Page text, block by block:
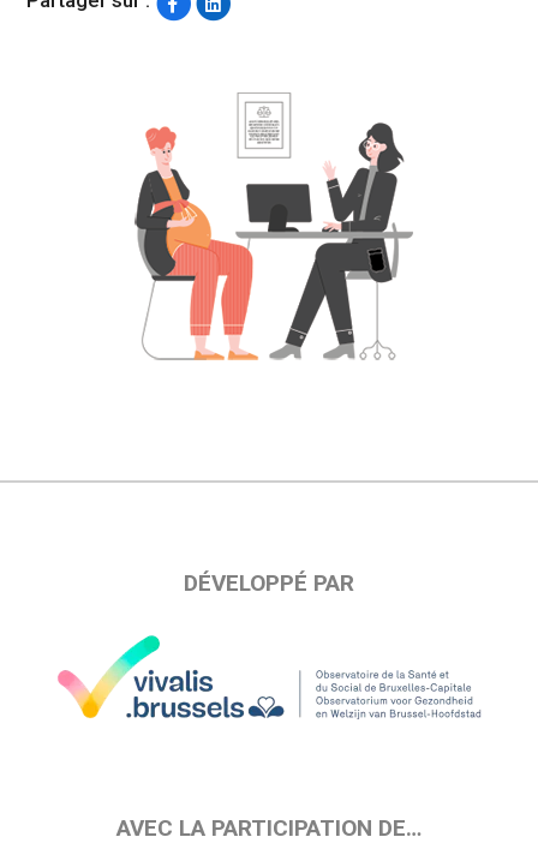
DÉVELOPPÉ PAR
AVEC LA PARTICIPATION DE…